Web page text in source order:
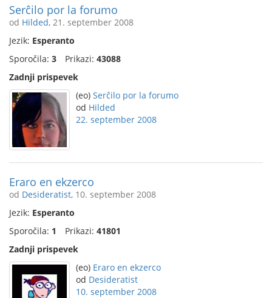
Serĉilo por la forumo
od Hilded, 21. september 2008
Jezik: Esperanto
Sporočila: 3 Prikazi: 43088
Zadnji prispevek
(eo) Serĉilo por la forumo
od Hilded
22. september 2008
Eraro en ekzerco
od Desideratist, 10. september 2008
Jezik: Esperanto
Sporočila: 1 Prikazi: 41801
Zadnji prispevek
(eo) Eraro en ekzerco
od Desideratist
10. september 2008